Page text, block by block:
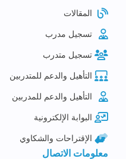
المقالات
تسجيل مدرب
تسجيل متدرب
التأهيل والدعم للمتدربين
التأهيل والدعم للمدربين
البوابة الإلكترونية
الإقتراحات والشكاوي
معلومات الاتصال